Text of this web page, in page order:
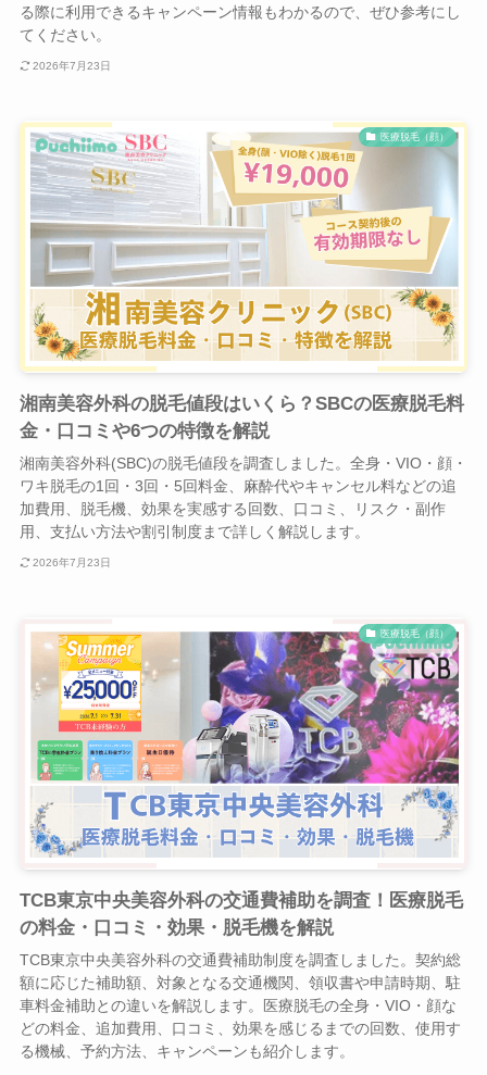
る際に利用できるキャンペーン情報もわかるので、ぜひ参考にし
てください。
2026年7月23日
医療脱毛（顔）
湘南美容外科の脱毛値段はいくら？SBCの医療脱毛料
金・口コミや6つの特徴を解説
湘南美容外科(SBC)の脱毛値段を調査しました。全身・VIO・顔・
ワキ脱毛の1回・3回・5回料金、麻酔代やキャンセル料などの追
加費用、脱毛機、効果を実感する回数、口コミ、リスク・副作
用、支払い方法や割引制度まで詳しく解説します。
2026年7月23日
医療脱毛（顔）
TCB東京中央美容外科の交通費補助を調査！医療脱毛
の料金・口コミ・効果・脱毛機を解説
TCB東京中央美容外科の交通費補助制度を調査しました。契約総
額に応じた補助額、対象となる交通機関、領収書や申請時期、駐
車料金補助との違いを解説します。医療脱毛の全身・VIO・顔な
どの料金、追加費用、口コミ、効果を感じるまでの回数、使用す
る機械、予約方法、キャンペーンも紹介します。